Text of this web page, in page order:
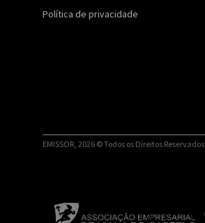
Política de privacidade
EMISSOR, 2026 © Todos os Direitos Reservados